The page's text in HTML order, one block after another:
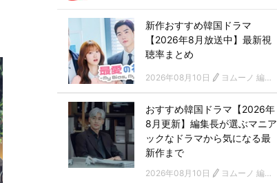
新作おすすめ韓国ドラマ
【2026年8月放送中】最新視
聴率まとめ
2026年08月10日 ヨムーノ 編集部 韓国ドラマチーム
おすすめ韓国ドラマ【2026年
8月更新】編集長が選ぶマニア
ックなドラマから気になる最
新作まで
2026年08月10日 ヨムーノ 編集部 韓国ドラマチーム